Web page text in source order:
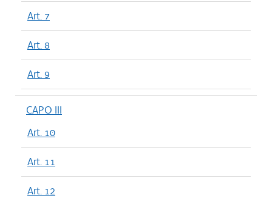
Art. 7
Art. 8
Art. 9
CAPO III
Art. 10
Art. 11
Art. 12